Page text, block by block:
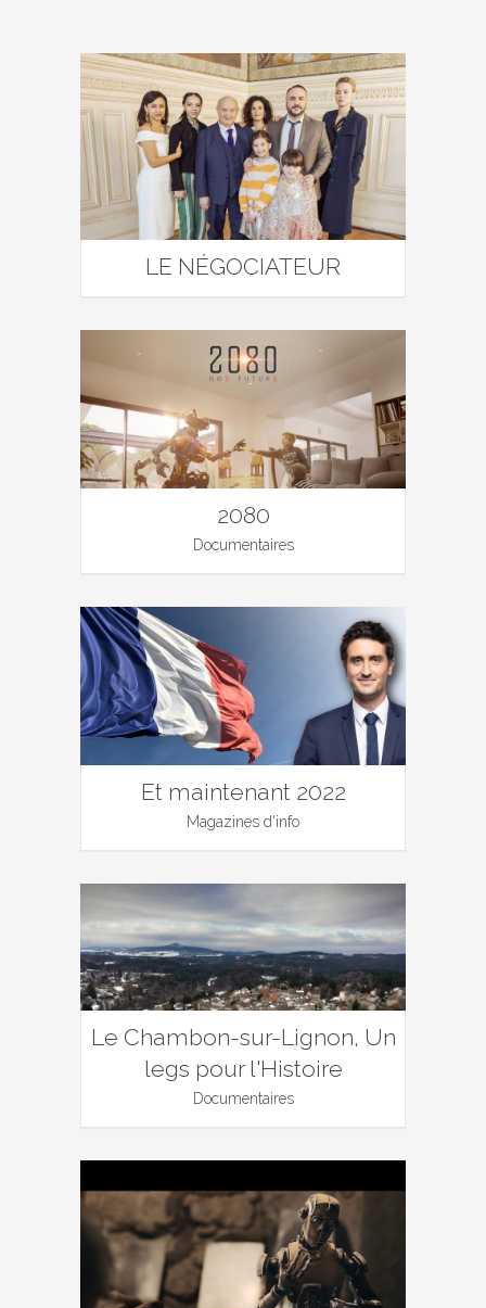
LE NÉGOCIATEUR
2080
Documentaires
Et maintenant 2022
Magazines d'info
Le Chambon-sur-Lignon, Un
legs pour l'Histoire
Documentaires